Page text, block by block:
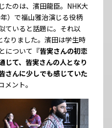
たのは、濱田龍臣。NHK大
）で福山雅治演じる役柄
ていると話題に。それ以
りました。濱田は学生時
について『皆実さんの初恋
じて、皆実さんの人となり
さんに少しでも感じていた
メント。